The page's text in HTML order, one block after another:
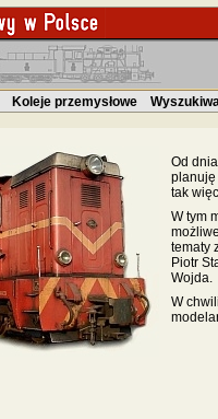
Koleje przemysłowe
Od
planuję
tak
W tym
tematy
Piotr
Wojda.
W